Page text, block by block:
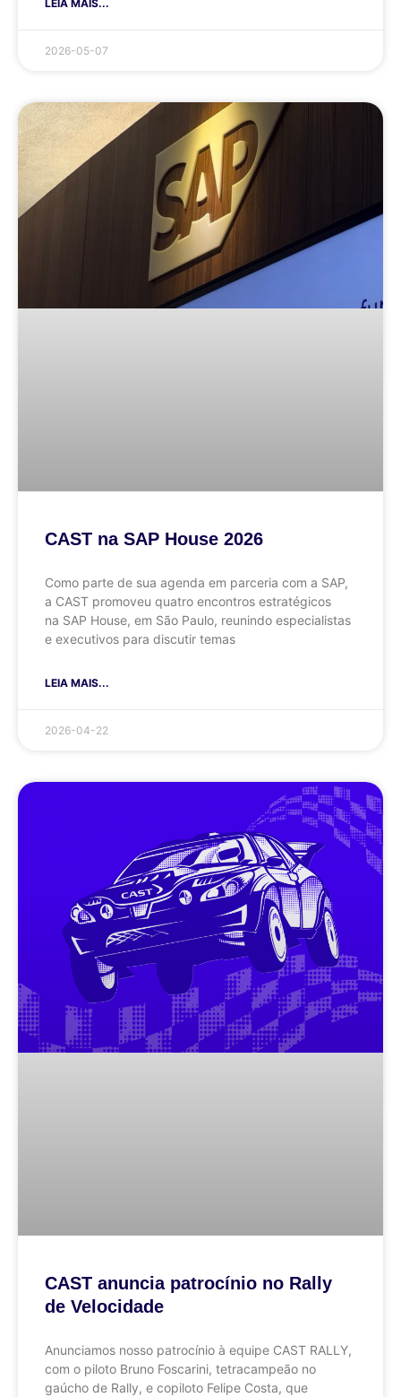
LEIA MAIS...
2026-05-07
CAST na SAP House 2026
Como parte de sua agenda em parceria com a SAP,
a CAST promoveu quatro encontros estratégicos
na SAP House, em São Paulo, reunindo especialistas
e executivos para discutir temas
LEIA MAIS...
2026-04-22
CAST anuncia patrocínio no Rally
de Velocidade
Anunciamos nosso patrocínio à equipe CAST RALLY,
com o piloto Bruno Foscarini, tetracampeão no
gaúcho de Rally, e copiloto Felipe Costa, que